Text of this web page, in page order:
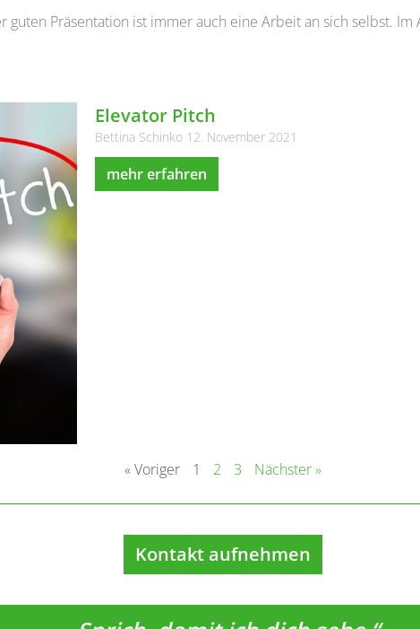
Präsentation ist immer auch eine Arbeit an sich selbst.
Elevator Pitch
Bettina Schinko 12. November 2021
mehr erfahren
« Voriger 1 2 3 Nächster »
Kontakt aufnehmen